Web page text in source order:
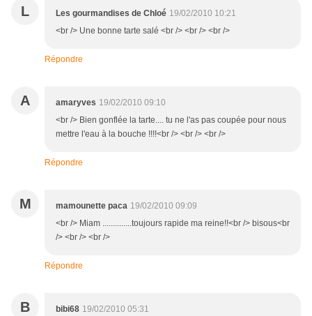
L Les gourmandises de Chloé 19/02/2010 10:21
<br /> Une bonne tarte salé <br /> <br /> <br />
Répondre
A amaryves 19/02/2010 09:10
<br /> Bien gonflée la tarte.... tu ne l'as pas coupée pour nous
mettre l'eau à la bouche !!!!<br /> <br /> <br />
Répondre
M mamounette paca 19/02/2010 09:09
<br /> Miam ..............toujours rapide ma reine!!<br /> bisous<br
/> <br /> <br />
Répondre
B bibi68 19/02/2010 05:31